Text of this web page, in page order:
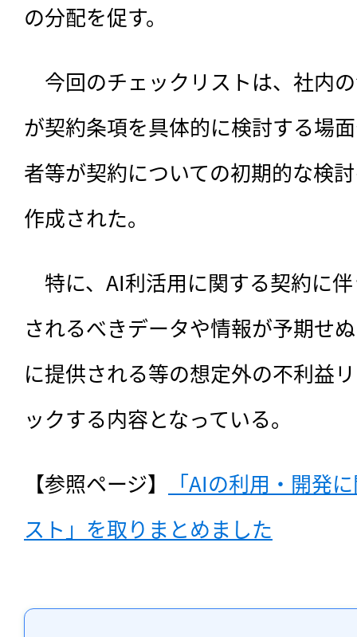
の分配を促す。
今回のチェックリストは、 社内
が契約条項を具体的に検討する場
者等が契約についての初期的な検
作成された。
特に、AI利活用に関する契約に
されるべきデータや情報が予期せ
に提供される等の想定外の不利益
ックする内容となっている。
【参照ページ】
「AIの利用・開発
スト」を取りまとめました